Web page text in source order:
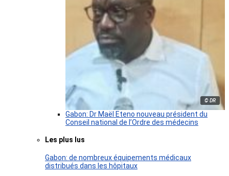
© DR
Gabon: Dr Maël Eteno nouveau président du
Conseil national de l’Ordre des médecins
Les plus lus
Gabon: de nombreux équipements médicaux
distribués dans les hôpitaux